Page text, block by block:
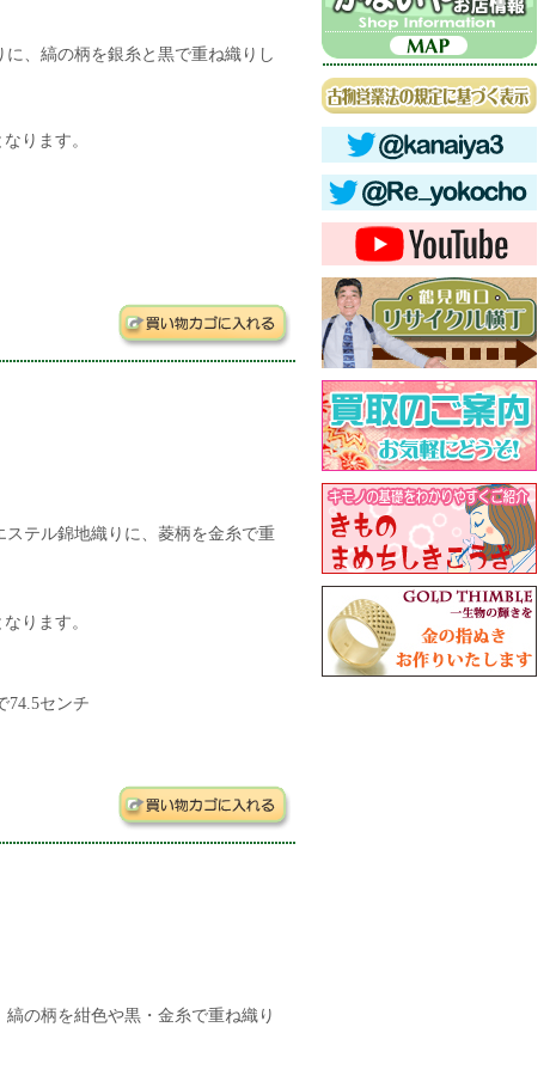
、縞の柄を銀糸と黒で重ね織りし
ります。
テル錦地織りに、菱柄を金糸で重
ります。
74.5センチ
の柄を紺色や黒・金糸で重ね織り